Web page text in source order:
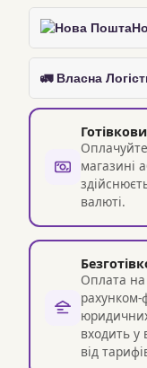
🚛 Власна
магазині
валюті.
Оплата на
рахунком-
юридичних
входить у
від